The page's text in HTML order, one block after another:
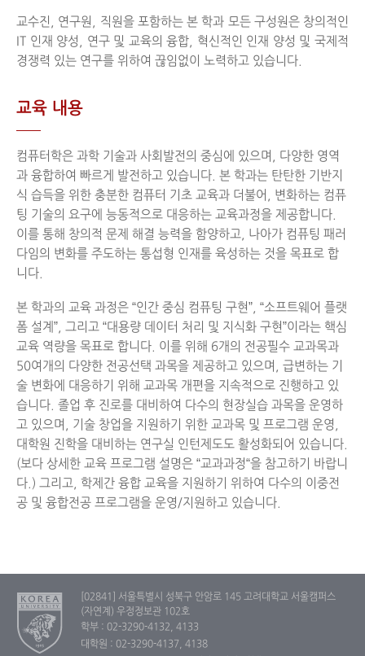
교수진, 연구원, 직원을 포함하는 본 학과 모든 구성원은 창의적인
IT 인재 양성, 연구 및 교육의 융합, 혁신적인 인재 양성 및 국제적
경쟁력 있는 연구를 위하여 끊임없이 노력하고 있습니다.
교육 내용
컴퓨터학은 과학 기술과 사회발전의 중심에 있으며, 다양한 영역
과 융합하여 빠르게 발전하고 있습니다. 본 학과는 탄탄한 기반지
식 습득을 위한 충분한 컴퓨터 기초 교육과 더불어, 변화하는 컴퓨
팅 기술의 요구에 능동적으로 대응하는 교육과정을 제공합니다.
이를 통해 창의적 문제 해결 능력을 함양하고, 나아가 컴퓨팅 패러
다임의 변화를 주도하는 통섭형 인재를 육성하는 것을 목표로 합
니다.
본 학과의 교육 과정은 “인간 중심 컴퓨팅 구현”, “소프트웨어 플랫
폼 설계”, 그리고 “대용량 데이터 처리 및 지식화 구현”이라는 핵심
교육 역량을 목표로 합니다. 이를 위해 6개의 전공필수 교과목과
50여개의 다양한 전공선택 과목을 제공하고 있으며, 급변하는 기
술 변화에 대응하기 위해 교과목 개편을 지속적으로 진행하고 있
습니다. 졸업 후 진로를 대비하여 다수의 현장실습 과목을 운영하
고 있으며, 기술 창업을 지원하기 위한 교과목 및 프로그램 운영,
대학원 진학을 대비하는 연구실 인턴제도도 활성화되어 있습니다.
(보다 상세한 교육 프로그램 설명은 “교과과정“을 참고하기 바랍니
다.) 그리고, 학제간 융합 교육을 지원하기 위하여 다수의 이중전
공 및 융합전공 프로그램을 운영/지원하고 있습니다.
[02841] 서울특별시 성북구 안암로 145 고려대학교 서울캠퍼스
(자연계) 우정정보관 102호
학부 : 02-3290-4132, 4133
대학원 : 02-3290-4137, 4138